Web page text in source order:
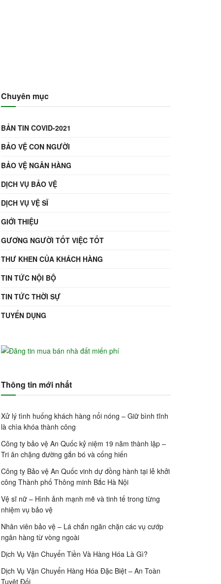
Chuyên mục
BẢN TIN COVID-2021
BẢO VỆ CON NGƯỜI
BẢO VỆ NGÂN HÀNG
DỊCH VỤ BẢO VỆ
DỊCH VỤ VỆ SĨ
GIỚI THIỆU
GƯƠNG NGƯỜI TỐT VIỆC TỐT
THƯ KHEN CỦA KHÁCH HÀNG
TIN TỨC NỘI BỘ
TIN TỨC THỜI SỰ
TUYỂN DỤNG
Thông tin mới nhất
Xử lý tình huống khách hàng nổi nóng – Giữ bình tĩnh
là chìa khóa thành công
Công ty bảo vệ An Quốc kỷ niệm 19 năm thành lập –
Tri ân chặng đường gắn bó và cống hiến
Công ty Bảo vệ An Quốc vinh dự đồng hành tại lễ khởi
công Thành phố Thông minh Bắc Hà Nội
Vệ sĩ nữ – Hình ảnh mạnh mẽ và tinh tế trong từng
nhiệm vụ bảo vệ
Nhân viên bảo vệ – Lá chắn ngăn chặn các vụ cướp
ngân hàng từ vòng ngoài
Dịch Vụ Vận Chuyển Tiền Và Hàng Hóa Là Gì?
Dịch Vụ Vận Chuyển Hàng Hóa Đặc Biệt – An Toàn
Tuyệt Đối